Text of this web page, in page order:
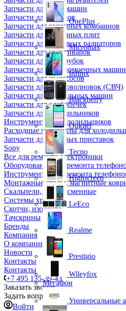
Запчасти для кофемашин
Запчасти для кулеров
Запчасти для кухонных комбаинов
Запчасти для кухонных плит
Запчасти для масляных радиаторов
Запчасти для мультиварок
Запчасти для мясорубок
Запчасти для посудомоечных машин
Запчасти для пылесосов
Запчасти для микроволновок (СВЧ)
Запчасти для стиральных машин
Запчасти для хлебопечек
Запчасти для холодильников
Инструмент для холодильщиков
Расходные материалы для
Запчасти для игровых приставок
Sony
Все для ремонта электроники
Оборудование для ремонта
Инструменты для ремонта
Монтажные столы, магнитные
Скальпели, лезвия сменные
Системы хранения
Скотчи, изолента
Тачскрины
Бренды
Компания
О компании
Новости
Контакты
Контакты
+7 495 135-39-43
Заказать звонок
Задать вопрос
Войти
OnePlus
Micromax
Infinix
Blackberry
Oukitel
Tecno
Highscreen
LeEco
Realme
Prestigio
Wileyfox
Мегафон
Универсальные